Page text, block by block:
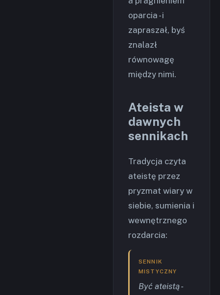
oparcia - i
zapraszał, byś
znalazł
równowagę
między nimi.
Ateista w
dawnych
sennikach
Tradycja czyta
ateistę przez
pryzmat wiary w
siebie, sumienia i
wewnętrznego
rozdarcia:
SENNIK
MISTYCZNY
Być ateistą -